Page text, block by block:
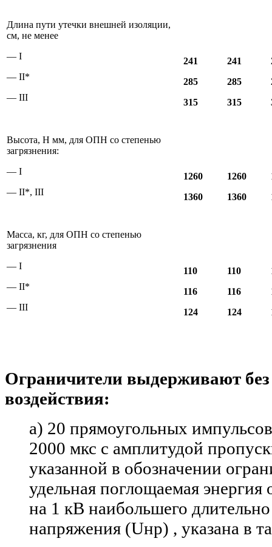
Длина пути утечки внешней изоляции,
см, не менее
— I
— II*
— III
241
285
315
241
285
315
Высота, Н мм, для ОПН со степенью
загрязнения:
— I
— II*, III
1260
1360
1260
1360
Масса, кг, для ОПН со степенью
загрязнения
— I
— II*
— III
110
116
124
110
116
124
Ограничители выдерживают
воздействия:
а) 20 прямоугольных
2000 мкс с амплитудой
указанной в обозначении
удельная поглощаемая энергия
на 1 кВ наибольшего
напряжения (Uнр) , указана в